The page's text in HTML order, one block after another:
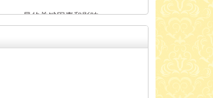
量的关键因素和影响